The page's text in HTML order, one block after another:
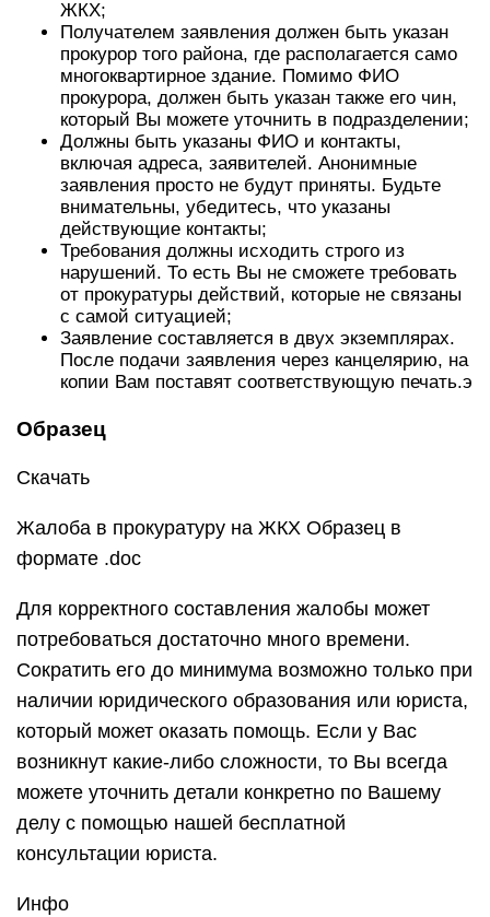
ЖКХ;
Получателем заявления должен быть указан
прокурор того района, где располагается само
многоквартирное здание. Помимо ФИО
прокурора, должен быть указан также его чин,
который Вы можете уточнить в подразделении;
Должны быть указаны ФИО и контакты,
включая адреса, заявителей. Анонимные
заявления просто не будут приняты. Будьте
внимательны, убедитесь, что указаны
действующие контакты;
Требования должны исходить строго из
нарушений. То есть Вы не сможете требовать
от прокуратуры действий, которые не связаны
с самой ситуацией;
Заявление составляется в двух экземплярах.
После подачи заявления через канцелярию, на
копии Вам поставят соответствующую печать.э
Образец
Скачать
Жалоба в прокуратуру на ЖКХ Образец в
формате .doc
Для корректного составления жалобы может
потребоваться достаточно много времени.
Сократить его до минимума возможно только при
наличии юридического образования или юриста,
который может оказать помощь. Если у Вас
возникнут какие-либо сложности, то Вы всегда
можете уточнить детали конкретно по Вашему
делу с помощью нашей бесплатной
консультации юриста.
Инфо